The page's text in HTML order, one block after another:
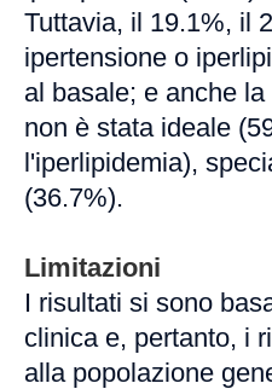
Tuttavia, il 19.1%, il
ipertensione o
al basale; e anche
non è stata ideale
l'iperlipidemia),
(36.7%).
Limitazioni
I risultati si sono
clinica e, pertanto, i
alla popolazione